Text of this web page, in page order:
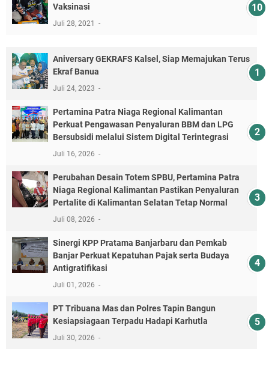
Vaksinasi
Juli 28, 2021
Aniversary GEKRAFS Kalsel, Siap Memajukan Terus
Ekraf Banua
Juli 24, 2023
Pertamina Patra Niaga Regional Kalimantan
Perkuat Pengawasan Penyaluran BBM dan LPG
Bersubsidi melalui Sistem Digital Terintegrasi
Juli 16, 2026
Perubahan Desain Totem SPBU, Pertamina Patra
Niaga Regional Kalimantan Pastikan Penyaluran
Pertalite di Kalimantan Selatan Tetap Normal
Juli 08, 2026
Sinergi KPP Pratama Banjarbaru dan Pemkab
Banjar Perkuat Kepatuhan Pajak serta Budaya
Antigratifikasi
Juli 01, 2026
PT Tribuana Mas dan Polres Tapin Bangun
Kesiapsiagaan Terpadu Hadapi Karhutla
Juli 30, 2026